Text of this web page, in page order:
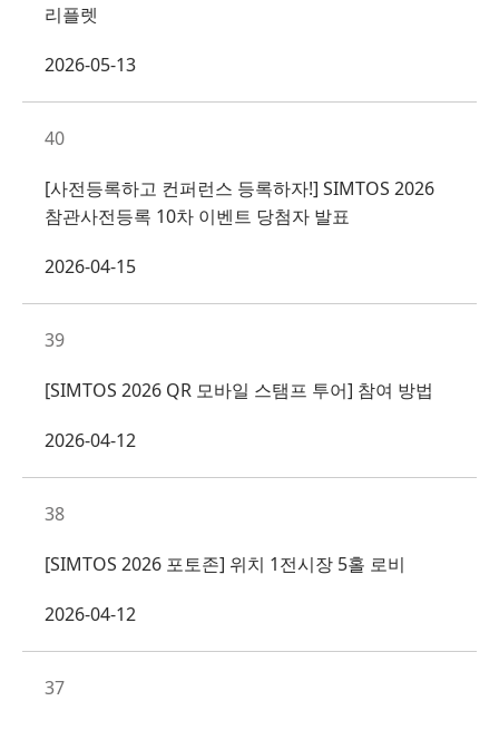
리플렛
2026-05-13
40
[사전등록하고 컨퍼런스 등록하자!] SIMTOS 2026
참관사전등록 10차 이벤트 당첨자 발표
2026-04-15
39
[SIMTOS 2026 QR 모바일 스탬프 투어] 참여 방법
2026-04-12
38
[SIMTOS 2026 포토존] 위치 1전시장 5홀 로비
2026-04-12
37